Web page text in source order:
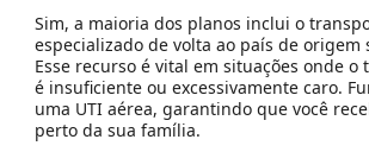
Sim, a maioria dos planos inclui o
especializado de volta ao país de origem
Esse recurso é vital em situações onde o
é insuficiente ou excessivamente caro.
uma UTI aérea, garantindo que você
perto da sua família.